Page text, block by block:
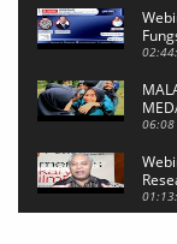
06:08